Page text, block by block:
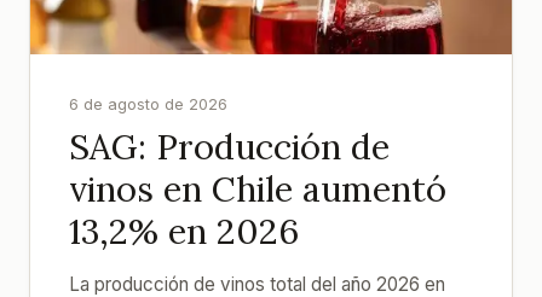
6 de agosto de 2026
SAG: Producción de
vinos en Chile aumentó
13,2% en 2026
La producción de vinos total del año 2026 en